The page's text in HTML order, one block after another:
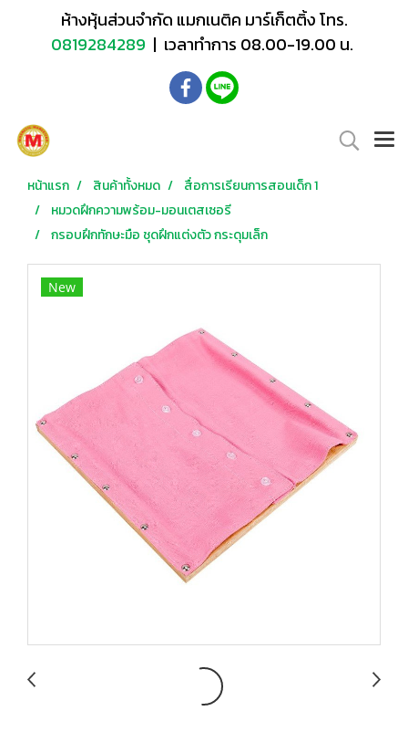
ห้างหุ้นส่วนจำกัด แมกเนติค มาร์เก็ตติ้ง โทร.
0819284289 | เวลาทำการ 08.00-19.00 น.
หน้าแรก สินค้าทั้งหมด
สื่อการเรียนการสอนเด็ก 1
หมวดฝึกความพร้อม-มอนเตสเซอรี
กรอบฝึกทักษะมือ ชุดฝึกแต่งตัว กระดุมเล็ก
New